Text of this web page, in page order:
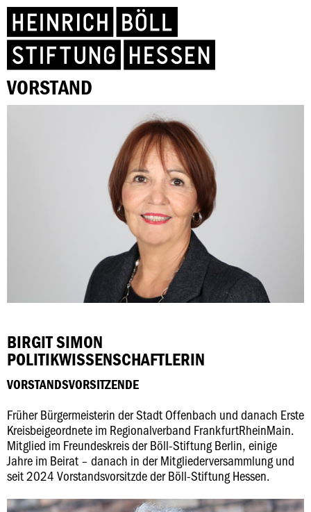
VORSTAND
BIRGIT SIMON
POLITIKWISSENSCHAFTLERIN
VORSTANDSVORSITZENDE
Früher Bürgermeisterin der Stadt Offenbach und danach Erste
Kreisbeigeordnete im Regionalverband FrankfurtRheinMain.
Mitglied im Freundeskreis der Böll-Stiftung Berlin, einige
Jahre im Beirat – danach in der Mitgliederversammlung und
seit 2024 Vorstandsvorsitzde der Böll-Stiftung Hessen.